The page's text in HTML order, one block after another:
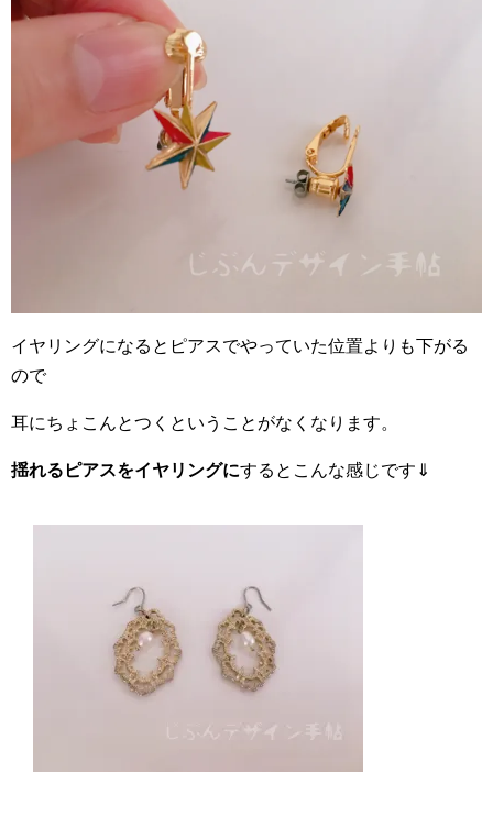
イヤリングになるとピアスでやっていた位置よりも下がる
ので
耳にちょこんとつくということがなくなります。
揺れるピアスをイヤリングにするとこんな感じです⇓